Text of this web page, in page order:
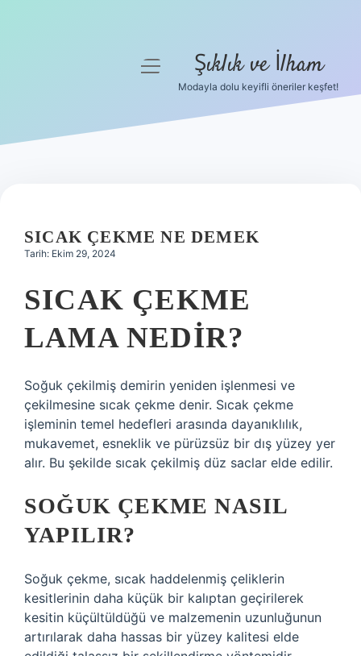
Hakkımızda
menüyü
Şıklık ve İlham
Modayla dolu keyifli öneriler keşfet!
SICAK ÇEKME NE DEMEK
Tarih: Ekim 29, 2024
SICAK ÇEKME
LAMA NEDIR?
Soğuk çekilmiş demirin yeniden işlenmesi ve
çekilmesine sıcak çekme denir. Sıcak çekme
işleminin temel hedefleri arasında dayanıklılık,
mukavemet, esneklik ve pürüzsüz bir dış yüzey yer
alır. Bu şekilde sıcak çekilmiş düz saclar elde edilir.
SOĞUK ÇEKME NASIL
YAPILIR?
Soğuk çekme, sıcak haddelenmiş çeliklerin
kesitlerinin daha küçük bir kalıptan geçirilerek
kesitin küçültüldüğü ve malzemenin uzunluğunun
artırılarak daha hassas bir yüzey kalitesi elde